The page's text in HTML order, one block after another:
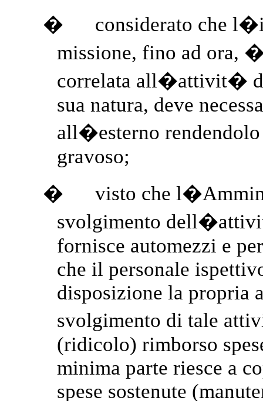
�
considerato che
missione, fino ad ora,
correlata all�attivit�
sua natura, deve
all�esterno
gravoso;
�
visto che
svolgimento
fornisce automezzi e
che il personale
disposizione la propria
svolgimento di tale
(ridicolo) rimborso
minima parte riesce a
spese sostenute